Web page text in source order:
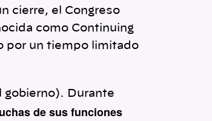
cierre, el Congreso
como Continuing
por un tiempo limitado
gobierno). Durante
de sus funciones